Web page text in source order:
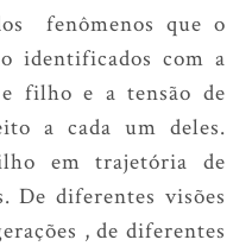
fenômenos que o
identificados com a
filho e a tensão de
a cada um deles.
em trajetória de
De diferentes visões
, de diferentes